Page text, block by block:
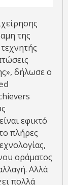
της
δήλωσε ο
εφικτό
πλήρες
οράματος
Αλλά
πολλά